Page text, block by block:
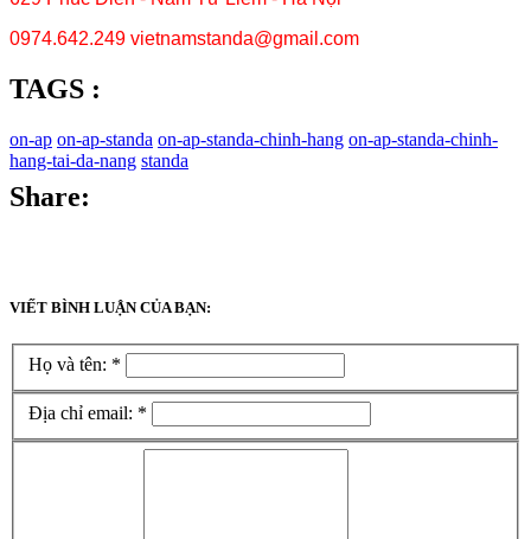
0974.642.249 vietnamstanda@gmail.com
TAGS :
on-ap on-ap-standa on-ap-standa-chinh-hang on-ap-standa-chinh-
hang-tai-da-nang standa
Share:
VIẾT BÌNH LUẬN CỦA BẠN:
Họ và tên: *
Địa chỉ email: *